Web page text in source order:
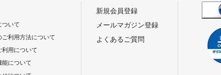
ついて
ご利用方法について
利用について
能について
新規会員登録
メールマガジン登録
よくあるご質問